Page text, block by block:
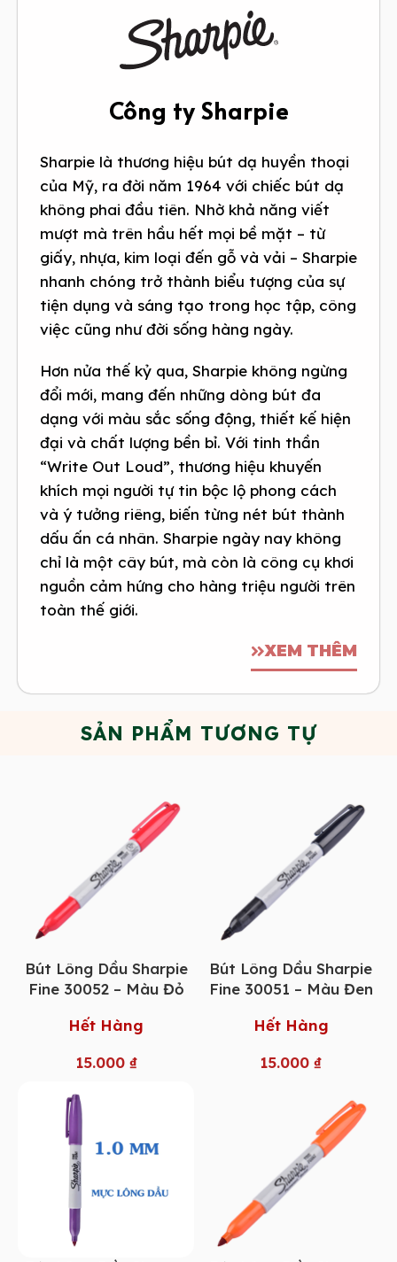
Công ty Sharpie
Sharpie là thương hiệu bút dạ huyền thoại
của Mỹ, ra đời năm 1964 với chiếc bút dạ
không phai đầu tiên. Nhờ khả năng viết
mượt mà trên hầu hết mọi bề mặt – từ
giấy, nhựa, kim loại đến gỗ và vải – Sharpie
nhanh chóng trở thành biểu tượng của sự
tiện dụng và sáng tạo trong học tập, công
việc cũng như đời sống hàng ngày.
Hơn nửa thế kỷ qua, Sharpie không ngừng
đổi mới, mang đến những dòng bút đa
dạng với màu sắc sống động, thiết kế hiện
đại và chất lượng bền bỉ. Với tinh thần
“Write Out Loud”, thương hiệu khuyến
khích mọi người tự tin bộc lộ phong cách
và ý tưởng riêng, biến từng nét bút thành
dấu ấn cá nhân. Sharpie ngày nay không
chỉ là một cây bút, mà còn là công cụ khơi
nguồn cảm hứng cho hàng triệu người trên
toàn thế giới.
XEM THÊM
SẢN PHẨM TƯƠNG TỰ
Bút Lông Dầu Sharpie
Fine 30052 – Màu Đỏ
Hết Hàng
15.000 ₫
Bút Lông Dầu Sharpie
Fine 30051 – Màu Đen
Hết Hàng
15.000₫